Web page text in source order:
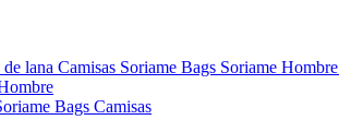
lana Camisas Soriame Bags Soriame Hombre
Bags Camisas